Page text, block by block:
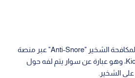
وقد تم إطلاق جهاز جديد لمكافحة الشخير "Anti-Snore" عبر منصة
التمويل الجماعي Kickstarter، وهو عبارة عن سوار يتم لفه حول
الشخير.